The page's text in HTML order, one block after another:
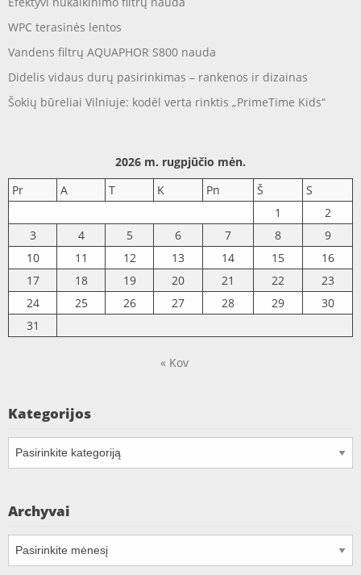
WPC terasinės lentos
Vandens filtrų AQUAPHOR S800 nauda
Didelis vidaus durų pasirinkimas – rankenos ir dizainas
Šokių būreliai Vilniuje: kodėl verta rinktis „PrimeTime Kids“
2026 m. rugpjūčio mėn.
Pr
A T K Pn Š
S
1
2
3
4 5 6 7 8
9
10
11 12 13 14 15
16
17
18 19 20 21 22
23
24
25 26 27 28 29
30
31
« Kov
Kategorijos
Kategorijos
Archyvai
Archyvai